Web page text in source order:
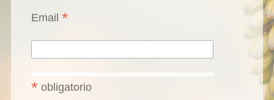
Email*
* obligatorio